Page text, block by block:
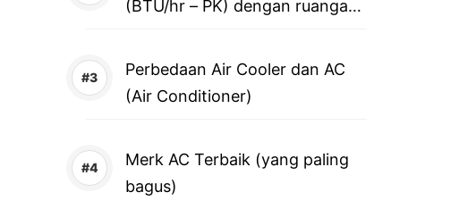
(BTU/hr – PK) dengan ruangan,
Perbedaan Air Cooler dan AC
(Air Conditioner)
Merk AC Terbaik (yang paling
bagus)